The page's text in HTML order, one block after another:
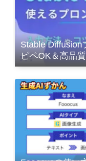
Stable Diffusion
ピペOK＆高品
版